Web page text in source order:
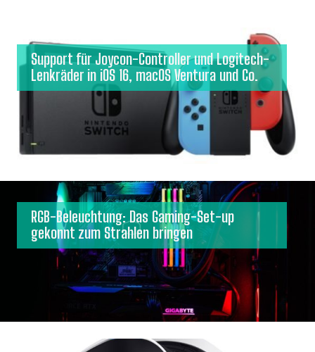
Support für Joycon-Controller und Logitech-
Lenkräder in iOS 16, macOS Ventura und Co.
RGB-Beleuchtung: Das Gaming-Set-up
gekonnt zum Strahlen bringen